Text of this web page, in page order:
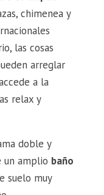
chimenea y
las cosas
arreglar
a la
relax y
doble y
un amplio baño
suelo muy